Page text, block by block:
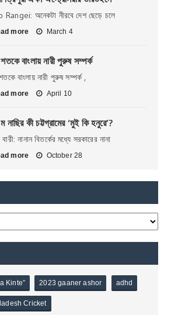
Rangei: অনেকটা নীরবে দেশ ছেড়ে চলে
more March 4
বাংলায় নারী পুরুষ সম্পর্ক
বাংলায় নারী পুরুষ সম্পর্ক ,
more April 10
কী চট্টগ্রামের ‘মুই কি হনুরে’?
নানান বিতর্কের মধ্যে সরকারের নানা
more October 28
Kinte” 2023 gaaner ashor adhd
Cricket